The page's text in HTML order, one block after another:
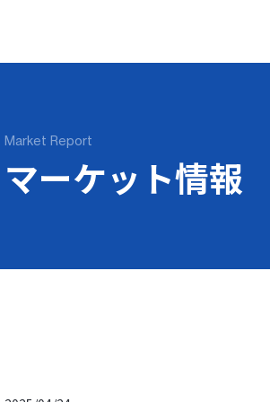
Market Report
マーケット情報